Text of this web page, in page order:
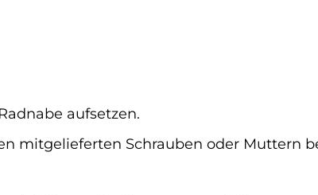
aufsetzen.
mitgelieferten Schrauben oder Muttern